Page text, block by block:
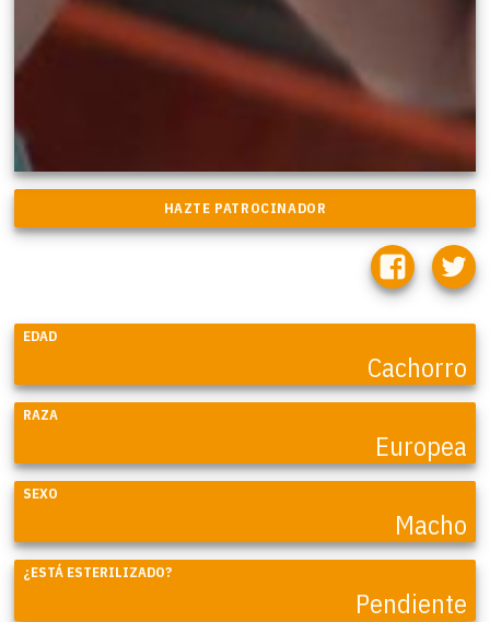
EDAD
Cachorro
RAZA
Europea
SEXO
Macho
¿ESTÁ ESTERILIZADO?
Pendiente